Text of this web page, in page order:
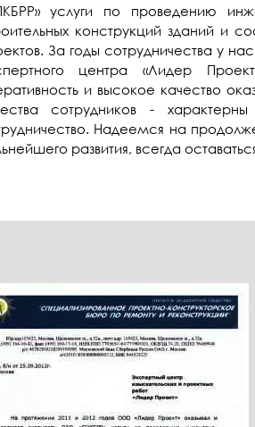
услуги по проведению
конструкций зданий и
За годы сотрудничества у
центра «Лидер
и высокое качество
сотрудников -
Надеемся на
развития, всегда